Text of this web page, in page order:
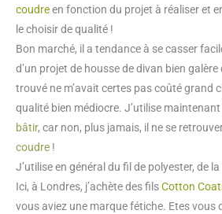
coudreen fonction du projet à réaliser et
le choisir de qualité !
Bon marché, il a tendance à se casser
d’un projet de housse de divan bien galère
trouvé ne m’avait certes pas coûté grand
qualité bien médiocre. J’utilise
bâtir, car non, plus jamais, il ne se
coudre !
J’utilise en général du fil de polyester, de
Ici, à Londres, j’achète des filsCotton
vous aviez une marque fétiche. Etes vous